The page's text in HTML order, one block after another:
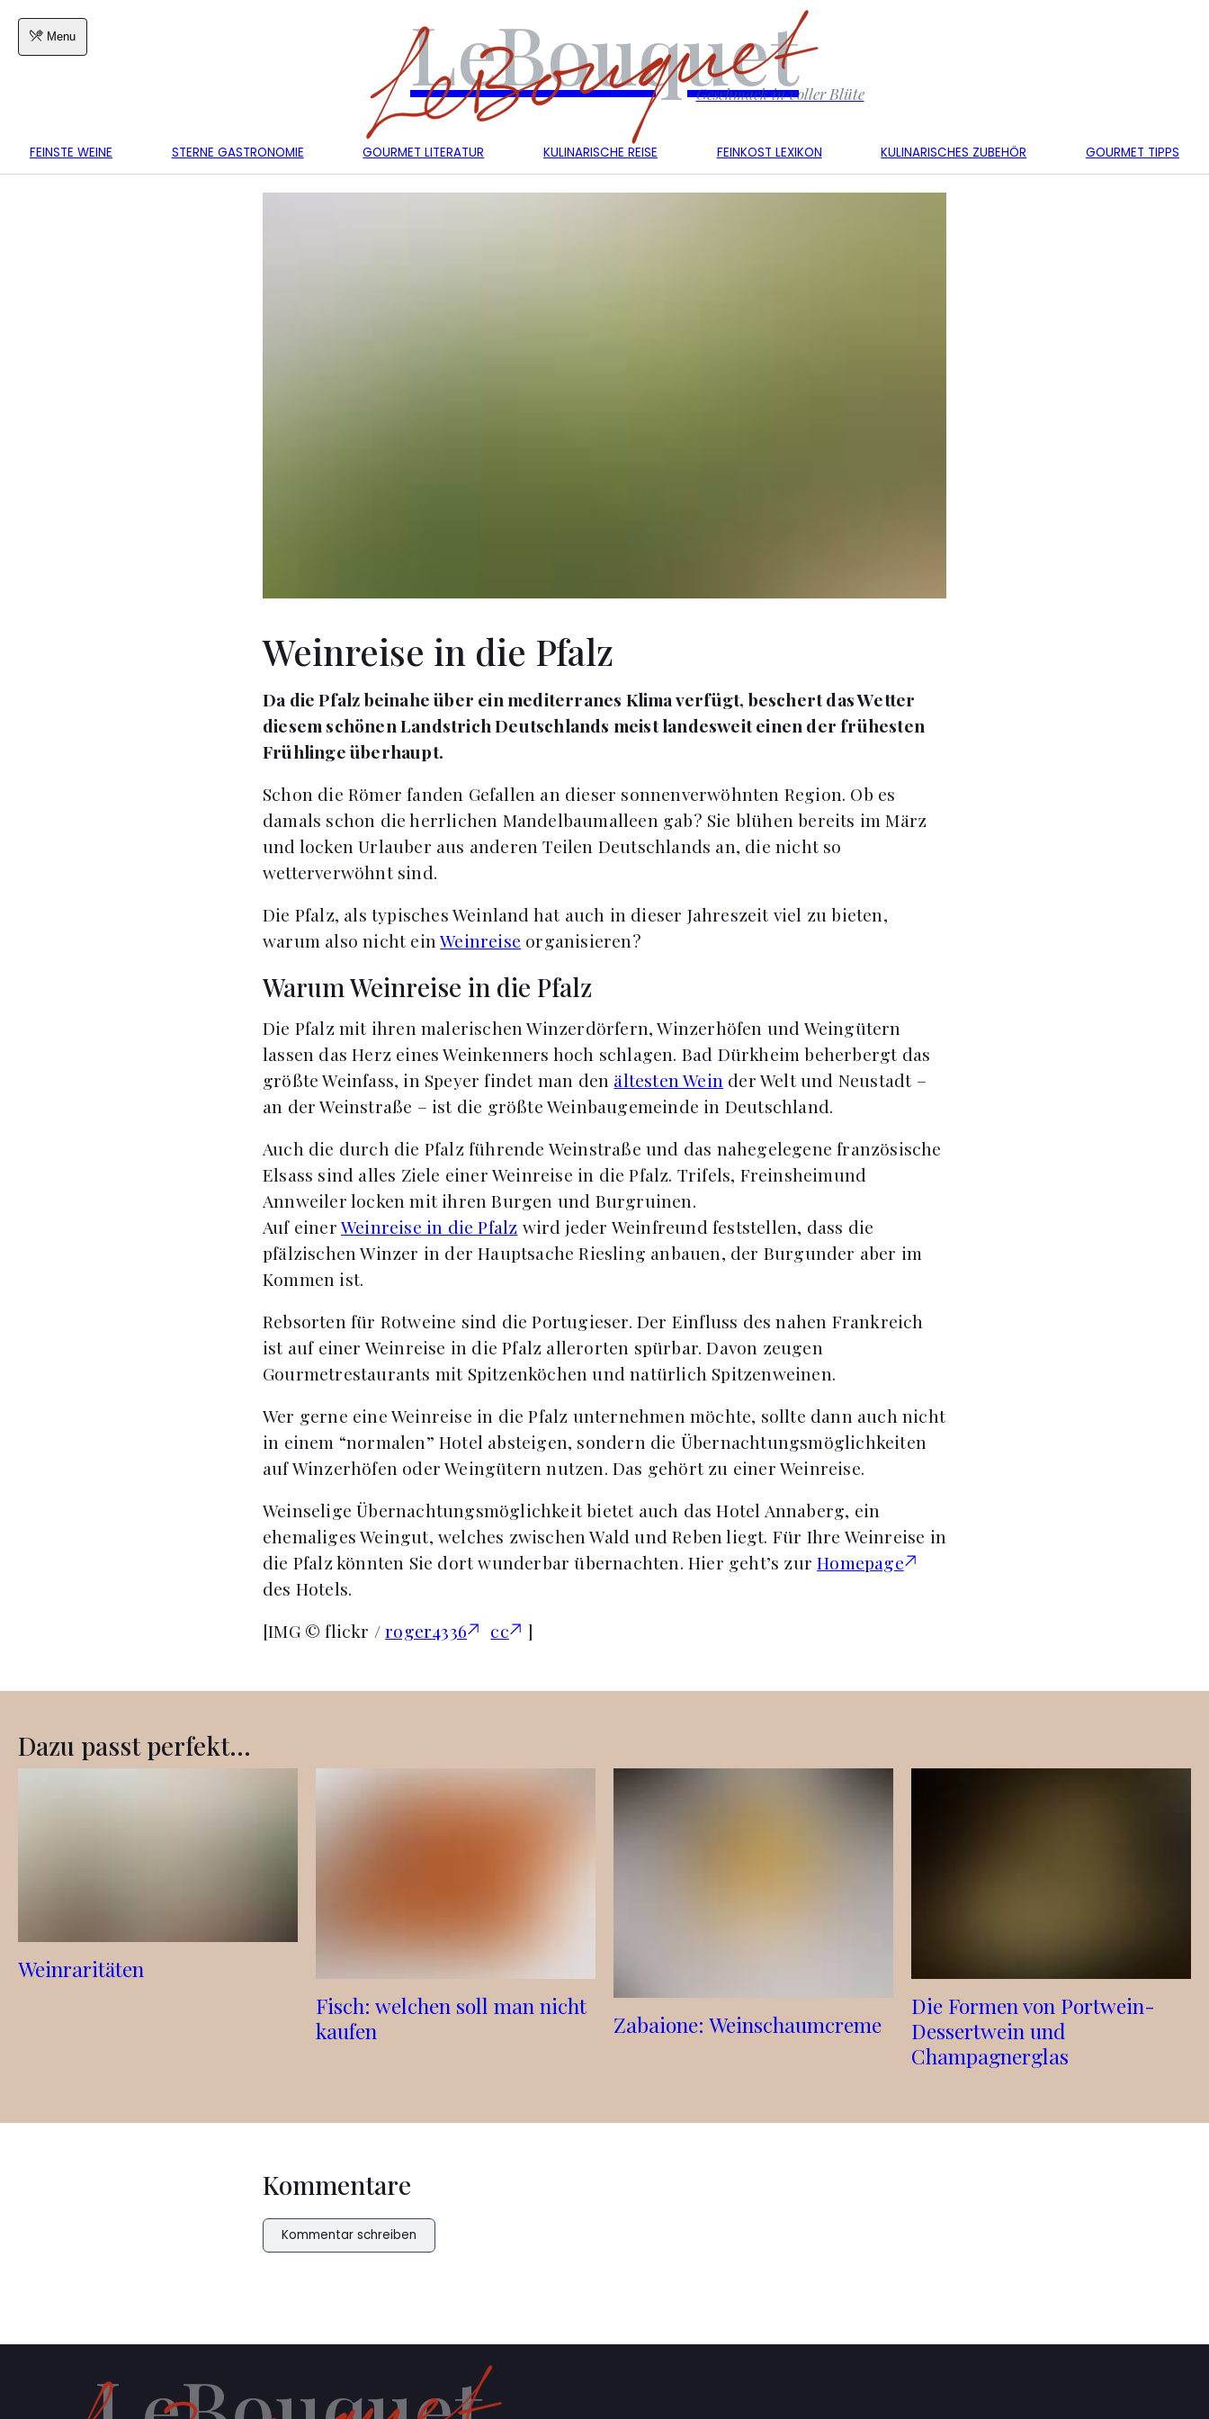
Menu LeBouquet
Geschmack in voller Blüte
FEINSTE WEINE STERNE GASTRONOMIE GOURMET LITERATUR KULINARISCHE REISE FEINKOST LEXIKON KULINARISCHES ZUBEHÖR GOURMET TIPPS
Weinreise in die Pfalz
Da die Pfalz beinahe über ein mediterranes Klima verfügt, beschert das Wetter
diesem schönen Landstrich Deutschlands meist landesweit einen der frühesten
Frühlinge überhaupt.
Schon die Römer fanden Gefallen an dieser sonnenverwöhnten Region. Ob es
damals schon die herrlichen Mandelbaumalleen gab? Sie blühen bereits im März
und locken Urlauber aus anderen Teilen Deutschlands an, die nicht so
wetterverwöhnt sind.
Die Pfalz, als typisches Weinland hat auch in dieser Jahreszeit viel zu bieten,
warum also nicht einWeinreise organisieren?
Warum Weinreise in die Pfalz
Die Pfalz mit ihren malerischen Winzerdörfern, Winzerhöfen und Weingütern
lassen das Herz eines Weinkenners hoch schlagen. Bad Dürkheim beherbergt das
größte Weinfass, in Speyer findet man den ältesten Wein der Welt und Neustadt –
an der Weinstraße – ist die größte Weinbaugemeinde in Deutschland.
Auch die durch die Pfalz führende Weinstraße und das nahegelegene französische
Elsass sind alles Ziele einer Weinreise in die Pfalz. Trifels, Freinsheimund
Annweiler locken mit ihren Burgen und Burgruinen.
Auf einerWeinreise in die Pfalz wird jeder Weinfreund feststellen, dass die
pfälzischen Winzer in der Hauptsache Riesling anbauen, der Burgunder aber im
Kommen ist.
Rebsorten für Rotweine sind die Portugieser. Der Einfluss des nahen Frankreich
ist auf einer Weinreise in die Pfalz allerorten spürbar. Davon zeugen
Gourmetrestaurants mit Spitzenköchen und natürlich Spitzenweinen.
Wer gerne eine Weinreise in die Pfalz unternehmen möchte, sollte dann auch nicht
in einem “normalen” Hotel absteigen, sondern die Übernachtungsmöglichkeiten
auf Winzerhöfen oder Weingütern nutzen. Das gehört zu einer Weinreise.
Weinselige Übernachtungsmöglichkeit bietet auch das Hotel Annaberg, ein
ehemaliges Weingut, welches zwischen Wald und Reben liegt. Für Ihre Weinreise in
die Pfalz könnten Sie dort wunderbar übernachten. Hier geht’s zurHomepage
des Hotels.
[IMG © flickr /roger4336 cc ]
Dazu passt perfekt...
Weinraritäten
Fisch: welchen soll man nicht
kaufen
Zabaione: Weinschaumcreme
Die Formen von Portwein-
Dessertwein und
Champagnerglas
Kommentare
Kommentar schreiben